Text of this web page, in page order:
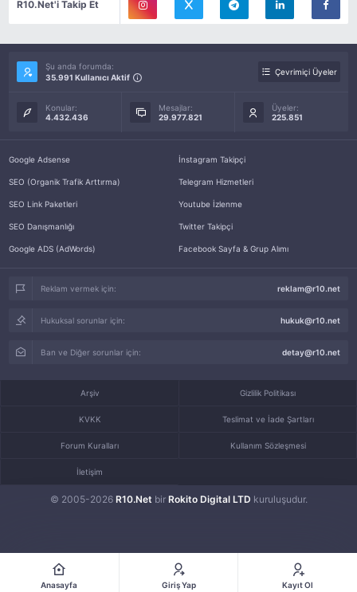
R10.Net'i Takip Et
Şu anda forumda:
35.991 Kullanıcı Aktif
Çevrimiçi Üyeler
Konular:
4.432.436
Mesajlar:
29.977.821
Üyeler:
225.851
Google Adsense
SEO (Organik Trafik Arttırma)
SEO Link Paketleri
SEO Danışmanlığı
Google ADS (AdWords)
İnstagram Takipçi
Telegram Hizmetleri
Youtube İzlenme
Twitter Takipçi
Facebook Sayfa & Grup Alımı
Reklam vermek için: reklam@r10.net
Hukuksal sorunlar için: hukuk@r10.net
Ban ve Diğer sorunlar için: detay@r10.net
© 2005-2026 R10.Net bir Rokito Digital LTD kuruluşudur.
Arşiv Gizlilik Politikası
KVKK Teslimat ve İade Şartları
Forum Kuralları Kullanım Sözleşmesi
İletişim
Anasayfa Giriş Yap Kayıt Ol